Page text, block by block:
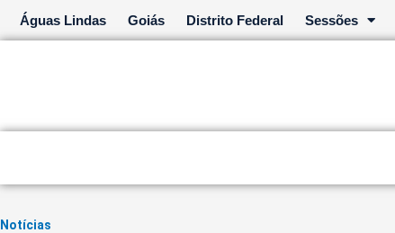
para
Águas Lindas Goiás Distrito Federal Sessões
Notícias